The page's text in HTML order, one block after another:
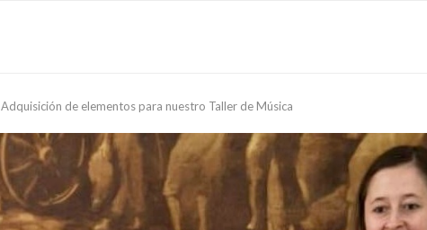
Adquisición de elementos para nuestro Taller de Música